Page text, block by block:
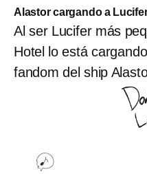
Alastor cargando a
Al ser Lucifer más
Hotel lo está
fandom del ship